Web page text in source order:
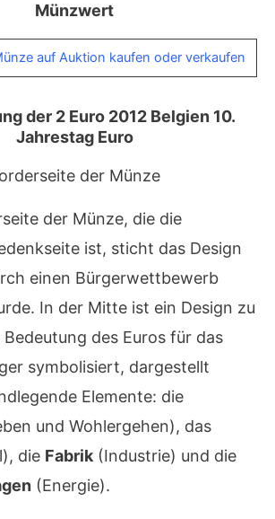
Münzwert
auf Auktion kaufen oder verkaufen
der 2 Euro 2012 Belgien 10.
Jahrestag Euro
der Münze
der Münze, die die
ist, sticht das Design
einen Bürgerwettbewerb
In der Mitte ist ein Design zu
Bedeutung des Euros für das
symbolisiert, dargestellt
Elemente: die
und Wohlergehen), das
die Fabrik (Industrie) und die
(Energie).